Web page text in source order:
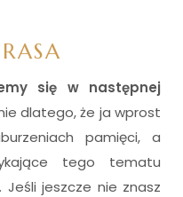
się w następnej
dlatego, że ja wprost
pamięci, a
tego tematu
Jeśli jeszcze nie znasz